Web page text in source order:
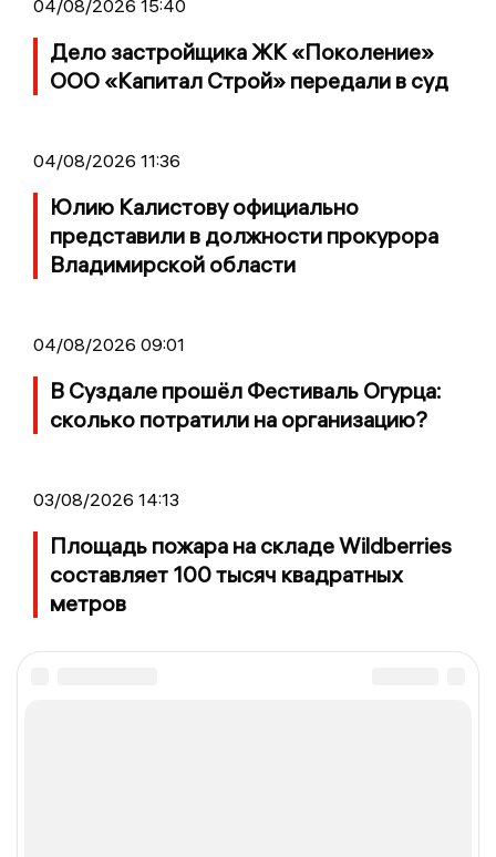
04/08/2026 15:40
Дело застройщика ЖК «Поколение»
ООО «Капитал Строй» передали в суд
04/08/2026 11:36
Юлию Калистову официально
представили в должности прокурора
Владимирской области
04/08/2026 09:01
В Суздале прошёл Фестиваль Огурца:
сколько потратили на организацию?
03/08/2026 14:13
Площадь пожара на складе Wildberries
составляет 100 тысяч квадратных
метров